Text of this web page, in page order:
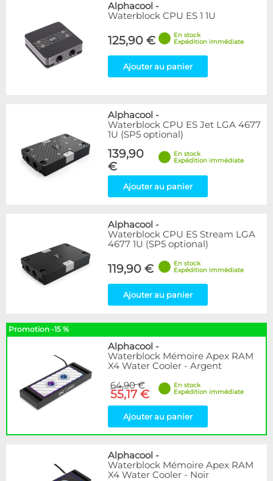
Alphacool -
Waterblock CPU ES 1 1U
125,90 €
En stock
Expédition immédiate
Ajouter au panier
Alphacool -
Waterblock CPU ES Jet LGA 4677
1U (SP5 optional)
139,90
€
En stock
Expédition immédiate
Ajouter au panier
Alphacool -
Waterblock CPU ES Stream LGA
4677 1U (SP5 optional)
119,90 €
En stock
Expédition immédiate
Ajouter au panier
Promotion -15 %
Alphacool -
Waterblock Mémoire Apex RAM
X4 Water Cooler - Argent
64,90 €
55,17 €
En stock
Expédition immédiate
Ajouter au panier
Alphacool -
Waterblock Mémoire Apex RAM
X4 Water Cooler - Noir